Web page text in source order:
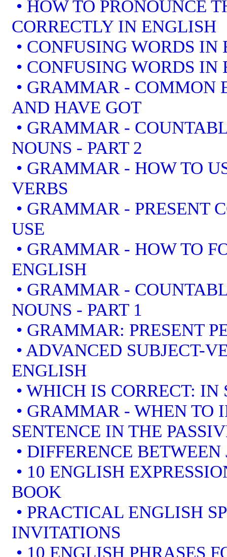
• HOW TO PRONOUNCE
CORRECTLY IN ENGLISH
• CONFUSING WORDS
• CONFUSING WORDS
• GRAMMAR - COMMON
AND HAVE GOT
• GRAMMAR -
NOUNS - PART 2
• GRAMMAR - HOW TO
VERBS
• GRAMMAR - PRESENT
USE
• GRAMMAR - HOW TO
ENGLISH
• GRAMMAR -
NOUNS - PART 1
• GRAMMAR: PRESENT
• ADVANCED SUBJECT-
ENGLISH
• WHICH IS CORRECT: IN
• GRAMMAR - WHEN TO
SENTENCE IN THE
• DIFFERENCE
• 10 ENGLISH
BOOK
• PRACTICAL ENGLISH
INVITATIONS
• 10 ENGLISH PHRASES